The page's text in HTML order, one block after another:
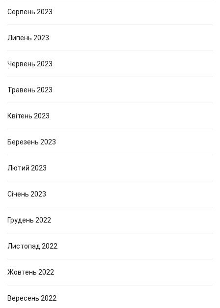
Серпень 2023
Липень 2023
Червень 2023
Травень 2023
Квітень 2023
Березень 2023
Лютий 2023
Січень 2023
Грудень 2022
Листопад 2022
Жовтень 2022
Вересень 2022